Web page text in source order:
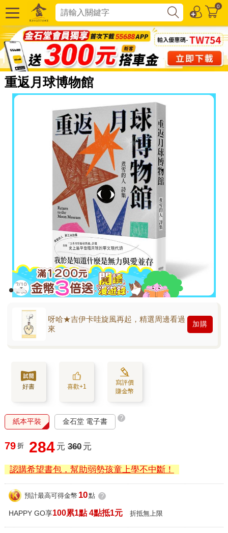
0
重返月球博物館
呀哈★吉伊卡哇旋風再起，精選周邊看過
來
加購
好書 喜歡+1
寫評價
賺金幣
紙本平裝 金石堂 電子書 ?
79 折 284 元 360 元
認購希望書包，幫助弱勢孩童上學不中斷！
預計最高可得金幣 10點 ?
HAPPY GO享100累1點 4點抵1元 折抵無上限